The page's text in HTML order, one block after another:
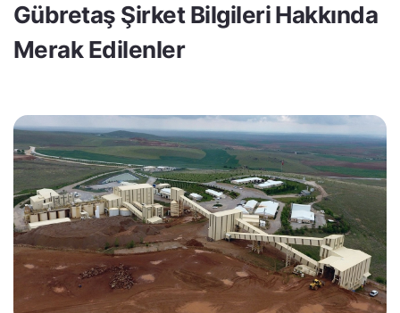
Gübretaş Şirket Bilgileri Hakkında
Merak Edilenler